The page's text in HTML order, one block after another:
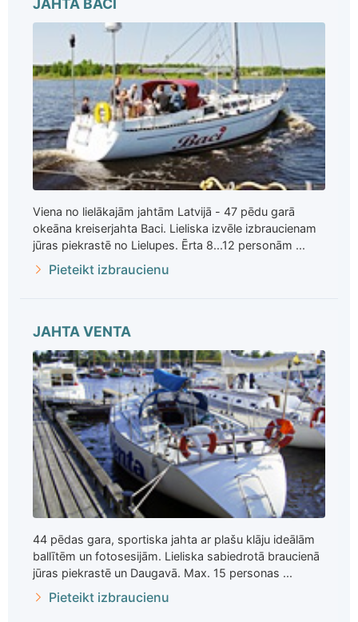
JAHTA BACI
Viena no lielākajām jahtām Latvijā - 47 pēdu garā
okeāna kreiserjahta Baci. Lieliska izvēle izbraucienam
jūras piekrastē no Lielupes. Ērta 8...12 personām ...
Pieteikt izbraucienu
JAHTA VENTA
44 pēdas gara, sportiska jahta ar plašu klāju ideālām
ballītēm un fotosesijām. Lieliska sabiedrotā braucienā
jūras piekrastē un Daugavā. Max. 15 personas ...
Pieteikt izbraucienu